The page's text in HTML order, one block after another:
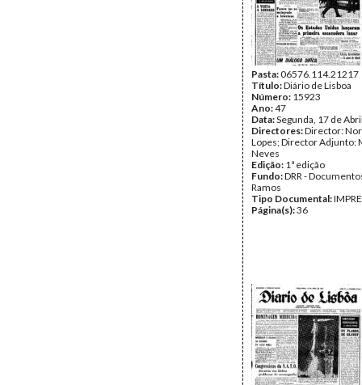
Pasta:06576.114.21217
Título:Diário de Lisboa
Número: 15923
Ano:47
Data:Segunda, 17 de
Directores:Director:
Lopes; Director Adjunto:
Neves
Edição: 1ª edição
Fundo:DRR -
Ramos
Tipo Documental:
Página(s):36